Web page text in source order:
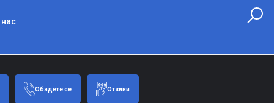
Обадете се Отзиви